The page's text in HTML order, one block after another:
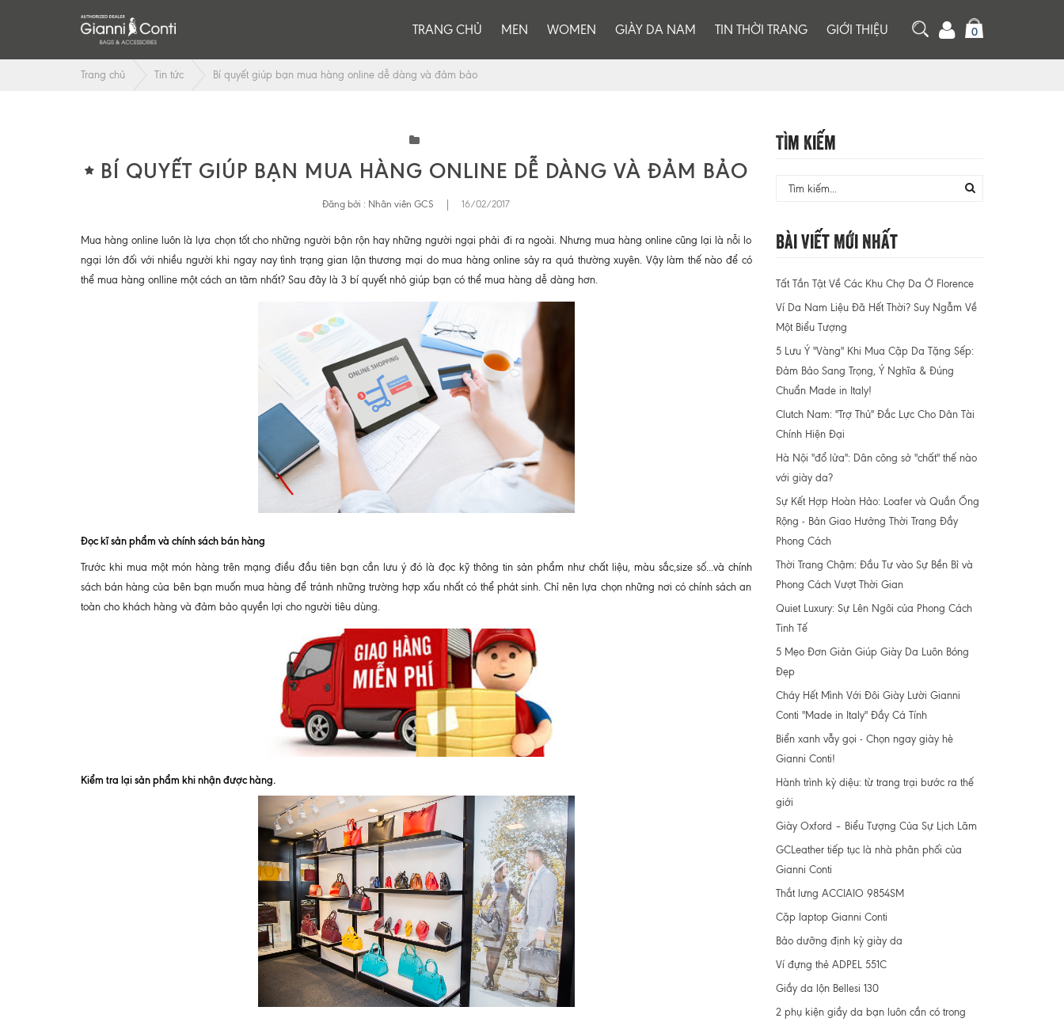
TRANG CHỦ MEN WOMEN GIÀY DA NAM TIN THỜI TRANG GIỚI THIỆU 0
Trang chủ Tin tức Bí quyết giúp bạn mua hàng online dễ dàng và đảm bảo
BÍ QUYẾT GIÚP BẠN MUA HÀNG ONLINE DỄ DÀNG VÀ ĐẢM BẢO
Đăng bởi : Nhân viên GCS 16/02/2017
Mua hàng online luôn là lựa chọn tốt cho những người bận rộn hay những người ngại phải đi ra ngoài. Nhưng mua hàng online cũng lại là nỗi lo
ngại lớn đối với nhiều người khi ngay nay tình trạng gian lận thương mại do mua hàng online sảy ra quá thường xuyên. Vậy làm thế nào để có
thể mua hàng onlline một cách an tâm nhất? Sau đây là 3 bí quyết nhỏ giúp bạn có thể mua hàng dễ dàng hơn.
Đọc kĩ sản phẩm và chính sách bán hàng
Trước khi mua một món hàng trên mạng điều đầu tiên bạn cần lưu ý đó là đọc kỹ thông tin sản phẩm như chất liệu, màu sắc,size số...và chính
sách bán hàng của bên bạn muốn mua hàng để tránh những trường hợp xấu nhất có thể phát sinh. Chỉ nên lựa chọn những nơi có chính sách an
toàn cho khách hàng và đảm bảo quyền lợi cho người tiêu dùng.
Kiểm tra lại sản phẩm khi nhận được hàng.
Tìm Kiếm
Bài Viết Mới Nhất
Tất Tần Tật Về Các Khu Chợ Da Ở Florence
Ví Da Nam Liệu Đã Hết Thời? Suy Ngẫm Về
Một Biểu Tượng
5 Lưu Ý "Vàng" Khi Mua Cặp Da Tặng Sếp:
Đảm Bảo Sang Trọng, Ý Nghĩa & Đúng
Chuẩn Made in Italy!
Clutch Nam: "Trợ Thủ" Đắc Lực Cho Dân Tài
Chính Hiện Đại
Hà Nội "đổ lửa": Dân công sở "chất" thế nào
với giày da?
Sự Kết Hợp Hoàn Hảo: Loafer và Quần Ống
Rộng - Bản Giao Hưởng Thời Trang Đầy
Phong Cách
Thời Trang Chậm: Đầu Tư vào Sự Bền Bỉ và
Phong Cách Vượt Thời Gian
Quiet Luxury: Sự Lên Ngôi của Phong Cách
Tinh Tế
5 Mẹo Đơn Giản Giúp Giày Da Luôn Bóng
Đẹp
Cháy Hết Mình Với Đôi Giày Lười Gianni
Conti "Made in Italy" Đầy Cá Tính
Biển xanh vẫy gọi - Chọn ngay giày hè
Gianni Conti!
Hành trình kỳ diệu: từ trang trại bước ra thế
giới
Giày Oxford – Biểu Tượng Của Sự Lịch Lãm
GCLeather tiếp tục là nhà phân phối của
Gianni Conti
Thắt lưng ACCIAIO 9854SM
Cặp laptop Gianni Conti
Bảo dưỡng định kỳ giày da
Ví đựng thẻ ADPEL 551C
Giầy da lộn Bellesi 130
2 phụ kiện giầy da bạn luôn cần có trong